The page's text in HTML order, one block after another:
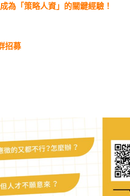
為「策略人資」的關鍵經驗！
招募